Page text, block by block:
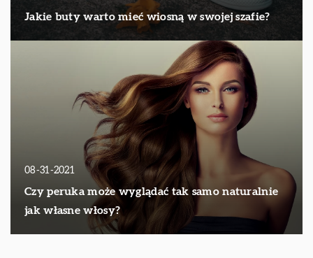
Jakie buty warto mieć wiosną w swojej szafie?
08-31-2021
Czy peruka może wyglądać tak samo naturalnie
jak własne włosy?